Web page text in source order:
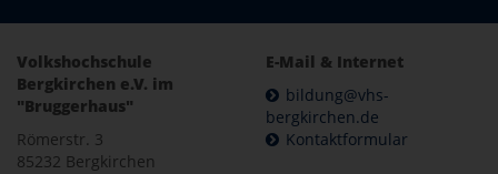
Volkshochschule
Bergkirchen e.V. im
"Bruggerhaus"
Römerstr. 3
85232 Bergkirchen
E-Mail & Internet
bildung@vhs-
bergkirchen.de
Kontaktformular